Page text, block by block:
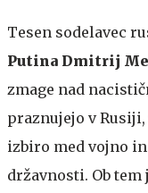
Tesen sodelavec
Putina Dmitrij
zmage nad
praznujejo v
izbiro med vojno
državnosti. Ob